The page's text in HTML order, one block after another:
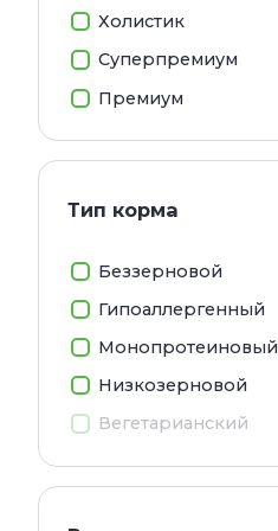
Холистик
Суперпремиум
Премиум
Тип корма
Беззерновой
Гипоаллергенный
Монопротеиновый
Низкозерновой
Вегетарианский